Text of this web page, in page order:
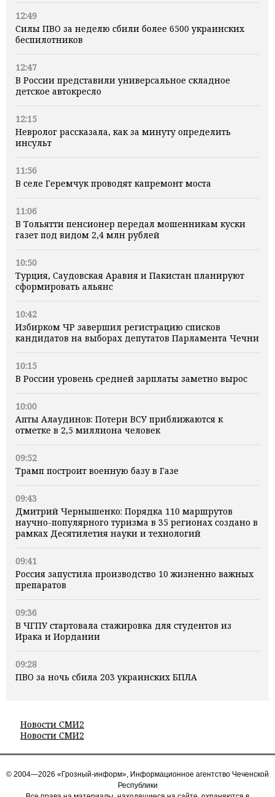
12:49
Силы ПВО за неделю сбили более 6500 украинских
беспилотников
12:47
В России представили универсальное складное
детское автокресло
12:15
Невролог рассказала, как за минуту определить
инсульт
11:56
В селе Геремчук проводят капремонт моста
11:06
В Тольятти пенсионер передал мошенникам куски
газет под видом 2,4 млн рублей
10:50
Турция, Саудовская Аравия и Пакистан планируют
сформировать альянс
10:42
Избирком ЧР завершил регистрацию списков
кандидатов на выборах депутатов Парламента Чечни
10:15
В России уровень средней зарплаты заметно вырос
10:00
Апты Алаудинов: Потери ВСУ приближаются к
отметке в 2,5 миллиона человек
09:52
Трамп построит военную базу в Газе
09:43
Дмитрий Чернышенко: Порядка 110 маршрутов
научно-популярного туризма в 35 регионах создано в
рамках Десятилетия науки и технологий
09:41
Россия запустила производство 10 жизненно важных
препаратов
09:36
В ЧГПУ стартовала стажировка для студентов из
Ирака и Иордании
09:28
ПВО за ночь сбила 203 украинских БПЛА
Новости СМИ2
Новости СМИ2
© 2004—2026 «Грозный-информ», Информационное агентство Чеченской
Республики